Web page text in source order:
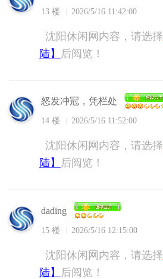
13 楼 2026/5/16 11:42:00
沈阳休闲网内容，请选择
陆】
后阅览！
怒发冲冠，凭栏处
14 楼 2026/5/16 11:52:00
沈阳休闲网内容，请选择
陆】
后阅览！
dading
15 楼 2026/5/16 12:15:00
沈阳休闲网内容，请选择
陆】
后阅览！